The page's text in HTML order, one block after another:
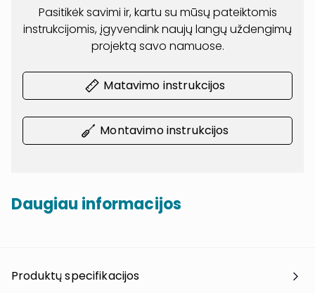
Pasitikėk savimi ir, kartu su mūsų pateiktomis
instrukcijomis, įgyvendink naujų langų uždengimų
projektą savo namuose.
Matavimo instrukcijos
Montavimo instrukcijos
Daugiau informacijos
Produktų specifikacijos